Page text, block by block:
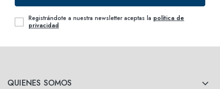
QUIENES SOMOS
Registrándote a nuestra newsletter aceptas la política de
privacidad